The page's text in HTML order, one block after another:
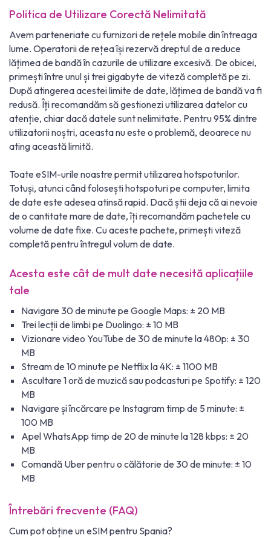
Politica de Utilizare Corectă Nelimitată
Avem parteneriate cu furnizori de rețele mobile din întreaga
lume. Operatorii de rețea își rezervă dreptul de a reduce
lățimea de bandă în cazurile de utilizare excesivă. De obicei,
primești între unul și trei gigabyte de viteză completă pe zi.
După atingerea acestei limite de date, lățimea de bandă va fi
redusă. Îți recomandăm să gestionezi utilizarea datelor cu
atenție, chiar dacă datele sunt nelimitate. Pentru 95% dintre
utilizatorii noștri, aceasta nu este o problemă, deoarece nu
ating această limită.
Toate eSIM-urile noastre permit utilizarea hotspoturilor.
Totuși, atunci când folosești hotspoturi pe computer, limita
de date este adesea atinsă rapid. Dacă știi deja că ai nevoie
de o cantitate mare de date, îți recomandăm pachetele cu
volume de date fixe. Cu aceste pachete, primești viteză
completă pentru întregul volum de date.
Acesta este cât de mult date necesită aplicațiile
tale
Navigare 30 de minute pe Google Maps: ± 20 MB
Trei lecții de limbi pe Duolingo: ± 10 MB
Vizionare video YouTube de 30 de minute la 480p: ± 30
MB
Stream de 10 minute pe Netflix la 4K: ± 1100 MB
Ascultare 1 oră de muzică sau podcasturi pe Spotify: ± 120
MB
Navigare și încărcare pe Instagram timp de 5 minute: ±
100 MB
Apel WhatsApp timp de 20 de minute la 128 kbps: ± 20
MB
Comandă Uber pentru o călătorie de 30 de minute: ± 10
MB
Întrebări frecvente (FAQ)
Cum pot obține un eSIM pentru Spania?